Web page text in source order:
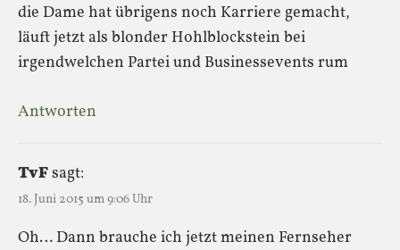
die Dame hat übrigens noch Karriere gemacht,
läuft jetzt als blonder Hohlblockstein bei
irgendwelchen Partei und Businessevents rum
Antworten
TvFsagt:
18. Juni 2015 um 9:06 Uhr
Oh… Dann brauche ich jetzt meinen Fernseher